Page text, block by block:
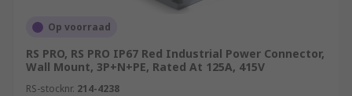
Op voorraad
RS PRO, RS PRO IP67 Red Industrial Power Connector,
Wall Mount, 3P+N+PE, Rated At 125A, 415V
RS-stocknr. 214-4238